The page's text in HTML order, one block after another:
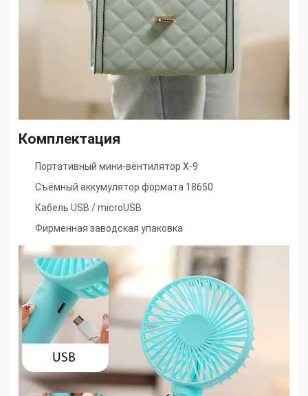
Комплектация
Портативный мини-вентилятор X-9
Съёмный аккумулятор формата 18650
Кабель USB / microUSB
Фирменная заводская упаковка